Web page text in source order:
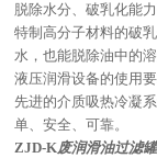
脱除水分、破乳化能
特制高分子材料的破
水，也能脱除油中的
液压润滑设备的使用要
先进的介质吸热冷凝
单、安全、可靠。
ZJD-K废润滑油过滤